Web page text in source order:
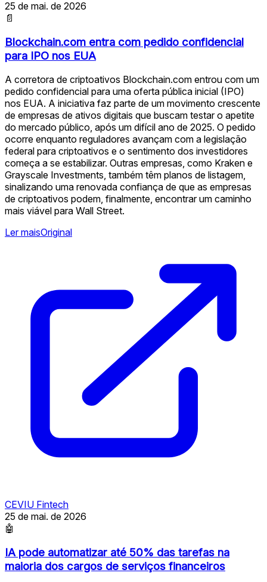
25 de mai. de 2026
📄
Blockchain.com entra com pedido confidencial
para IPO nos EUA
A corretora de criptoativos Blockchain.com entrou com um
pedido confidencial para uma oferta pública inicial (IPO)
nos EUA. A iniciativa faz parte de um movimento crescente
de empresas de ativos digitais que buscam testar o apetite
do mercado público, após um difícil ano de 2025. O pedido
ocorre enquanto reguladores avançam com a legislação
federal para criptoativos e o sentimento dos investidores
começa a se estabilizar. Outras empresas, como Kraken e
Grayscale Investments, também têm planos de listagem,
sinalizando uma renovada confiança de que as empresas
de criptoativos podem, finalmente, encontrar um caminho
mais viável para Wall Street.
Ler maisOriginal
CEVIU Fintech
25 de mai. de 2026
🤖
IA pode automatizar até 50% das tarefas na
maioria dos cargos de serviços financeiros